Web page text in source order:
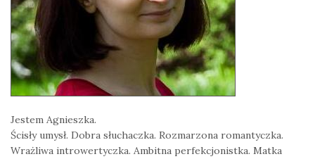
Jestem Agnieszka.
Ścisły umysł. Dobra słuchaczka. Rozmarzona romantyczka.
Wrażliwa introwertyczka. Ambitna perfekcjonistka. Matka